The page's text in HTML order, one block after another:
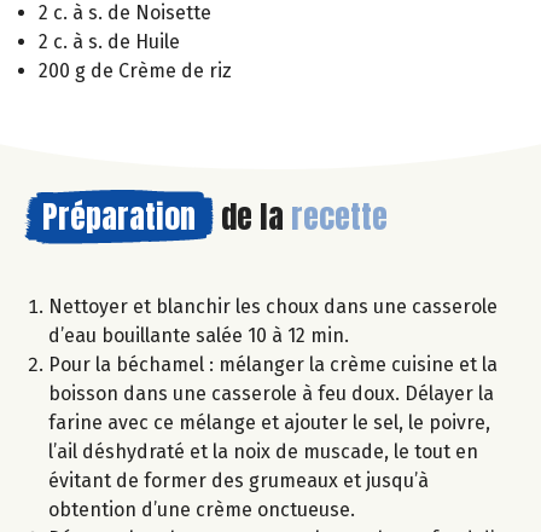
2 c. à s. de Noisette
2 c. à s. de Huile
200 g de Crème de riz
Préparation de la recette
Nettoyer et blanchir les choux dans une casserole
d’eau bouillante salée 10 à 12 min.
Pour la béchamel : mélanger la crème cuisine et la
boisson dans une casserole à feu doux. Délayer la
farine avec ce mélange et ajouter le sel, le poivre,
l’ail déshydraté et la noix de muscade, le tout en
évitant de former des grumeaux et jusqu’à
obtention d’une crème onctueuse.